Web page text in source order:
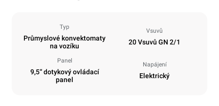
Typ
Průmyslové konvektomaty
na vozíku
Vsuvů
20 Vsuvů GN 2/1
Panel
9,5“ dotykový ovládací
panel
Napájení
Elektrický